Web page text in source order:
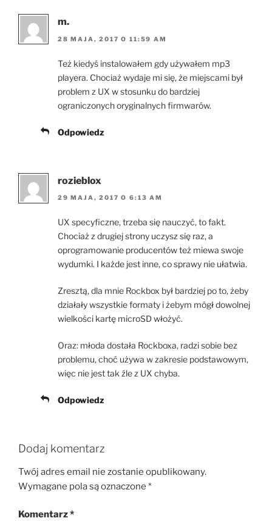
m.
28 MAJA, 2017 O 11:59 AM
Też kiedyś instalowałem gdy używałem mp3
playera. Chociaż wydaje mi się, że miejscami był
problem z UX w stosunku do bardziej
ograniczonych oryginalnych firmwarów.
Odpowiedz
rozieblox
29 MAJA, 2017 O 6:13 AM
UX specyficzne, trzeba się nauczyć, to fakt.
Chociaż z drugiej strony uczysz się raz, a
oprogramowanie producentów też miewa swoje
wydumki. I każde jest inne, co sprawy nie ułatwia.
Zresztą, dla mnie Rockbox był bardziej po to, żeby
działały wszystkie formaty i żebym mógł dowolnej
wielkości kartę microSD włożyć.
Oraz: młoda dostała Rockboxa, radzi sobie bez
problemu, choć używa w zakresie podstawowym,
więc nie jest tak źle z UX chyba.
Odpowiedz
Dodaj komentarz
Twój adres email nie zostanie opublikowany.
Wymagane pola są oznaczone *
Komentarz*